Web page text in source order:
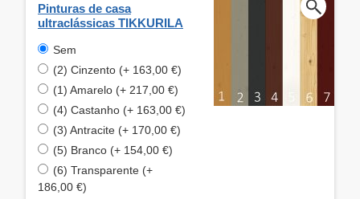
Pinturas de casa
ultraclássicas TIKKURILA
Sem
(2) Cinzento (+ 163,00 €)
(1) Amarelo (+ 217,00 €)
(4) Castanho (+ 163,00 €)
(3) Antracite (+ 170,00 €)
(5) Branco (+ 154,00 €)
(6) Transparente (+
186,00 €)